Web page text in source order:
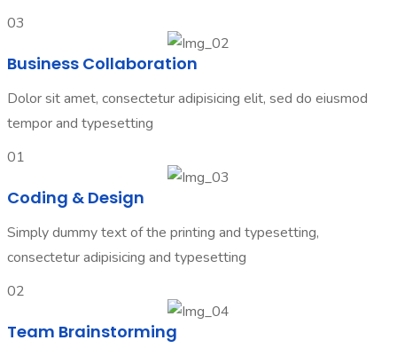
03
Business Collaboration
Dolor sit amet, consectetur adipisicing elit, sed do eiusmod
tempor and typesetting
01
Coding & Design
Simply dummy text of the printing and typesetting,
consectetur adipisicing and typesetting
02
Team Brainstorming